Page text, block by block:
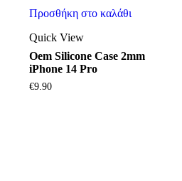
Προσθήκη στο καλάθι
Quick View
Oem Silicone Case 2mm
iPhone 14 Pro
€9.90